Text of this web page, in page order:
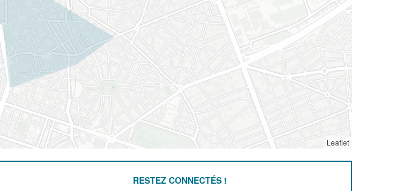
Leaflet
RESTEZ CONNECTÉS !